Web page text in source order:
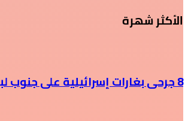
الأكثر شهرة
8 جرحى بغارات إسرائيلية على جنوب لبنان